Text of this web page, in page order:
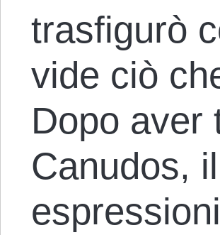
trasfigurò
vide ciò
Dopo aver
Canudos,